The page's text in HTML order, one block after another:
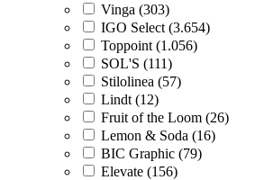
Vinga (303)
IGO Select (3.654)
Toppoint (1.056)
SOL'S (111)
Stilolinea (57)
Lindt (12)
Fruit of the Loom (26)
Lemon & Soda (16)
BIC Graphic (79)
Elevate (156)